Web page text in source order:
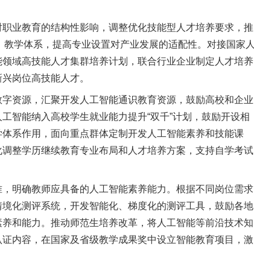
教育的结构性影响，调整优化技能型人才培养要求，推
学体系，提高专业设置对产业发展的适配性。对接国家人
域高技能人才集群培养计划，联合行业企业制定人才培养
岗位高技能人才。
源，汇聚开发人工智能通识教育资源，鼓励高校和企业
智能纳入高校学生就业能力提升“双千”计划，鼓励开设相
系作用，面向重点群体定制开发人工智能素养和技能课
整学历继续教育专业布局和人才培养方案，支持自学考试
确教师应具备的人工智能素养能力。根据不同岗位需求
化测评系统，开发智能化、梯度化的测评工具，鼓励各地
和能力。推动师范生培养改革，将人工智能等前沿技术知
内容，在国家及省级教学成果奖中设立智能教育项目，激